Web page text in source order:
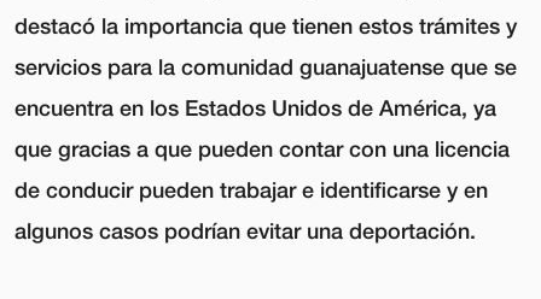
destacó la importancia que tienen estos trámites y
servicios para la comunidad guanajuatense que se
encuentra en los Estados Unidos de América, ya
que gracias a que pueden contar con una licencia
de conducir pueden trabajar e identificarse y en
algunos casos podrían evitar una deportación.